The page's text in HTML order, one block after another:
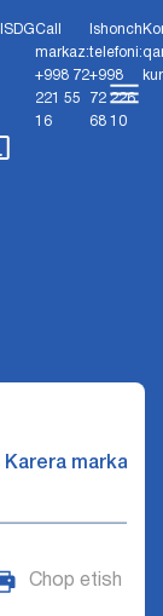
SDGCall
markaz:
+998 72
221 55
16
Ishonch
telefoni:
+998
72 226
68 10
Karera markazi
Chop etish